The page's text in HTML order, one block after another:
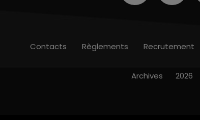
Contacts Règlements Recrutement
Archives 2026